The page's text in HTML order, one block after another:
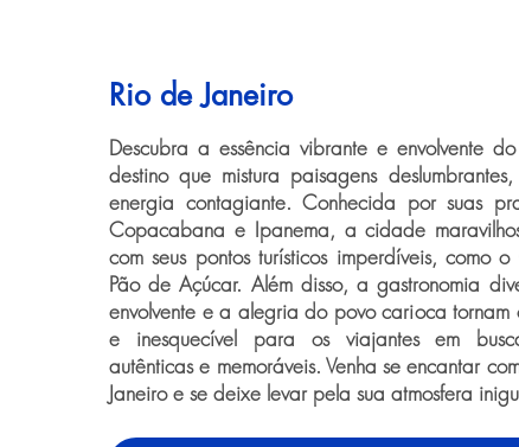
Rio de Janeiro
Descubra a essência vibrante e envolvente
destino que mistura paisagens
energia contagiante. Conhecida por suas
Copacabana e Ipanema, a cidade
com seus pontos turísticos imperdíveis, como
Pão de Açúcar. Além disso, a gastronomia
envolvente e a alegria do povo carioca tornam
e inesquecível para os viajantes em
autênticas e memoráveis. Venha se encantar
Janeiro e se deixe levar pela sua atmosfera